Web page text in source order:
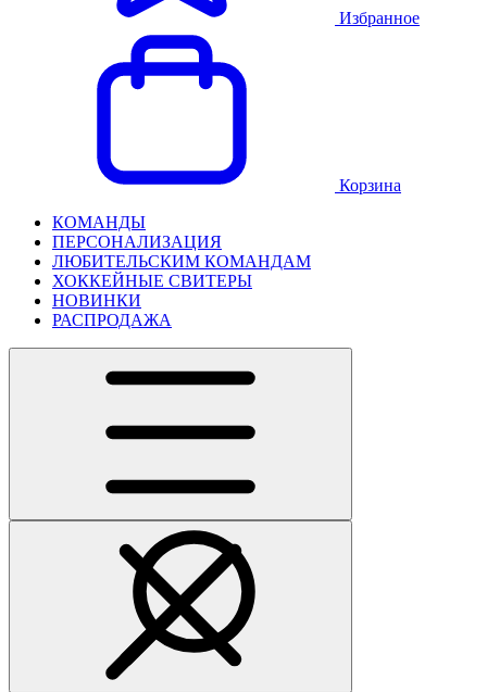
Избранное
Корзина
КОМАНДЫ
ПЕРСОНАЛИЗАЦИЯ
ЛЮБИТЕЛЬСКИМ КОМАНДАМ
ХОККЕЙНЫЕ СВИТЕРЫ
НОВИНКИ
РАСПРОДАЖА